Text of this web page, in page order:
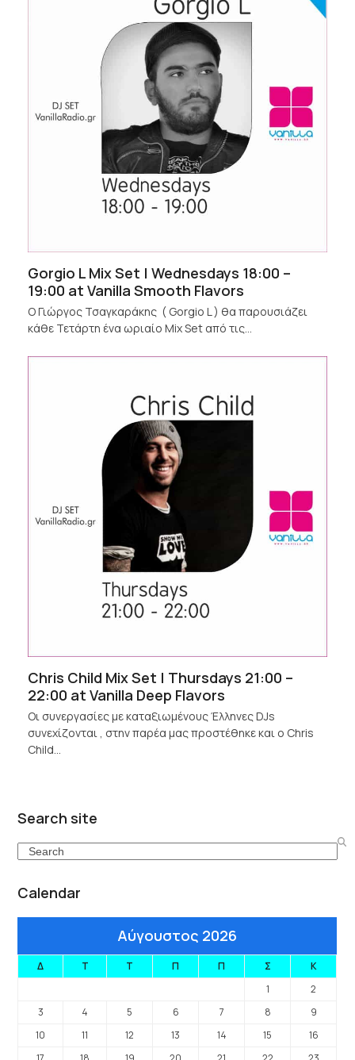
Gorgio L Mix Set | Wednesdays 18:00 –
19:00 at Vanilla Smooth Flavors
Ο Γιώργος Τσαγκαράκης ( Gorgio L ) θα παρουσιάζει
κάθε Τετάρτη ένα ωριαίο Mix Set από τις…
Chris Child Mix Set | Thursdays 21:00 –
22:00 at Vanilla Deep Flavors
Οι συνεργασίες με καταξιωμένους Έλληνες DJs
συνεχίζονται , στην παρέα μας προστέθηκε και ο Chris
Child…
Search site
Search
Calendar
Αύγουστος 2026
Δ Τ Τ Π Π Σ
Κ
1
2
3
4 5 6 7 8
9
10
11 12 13 14 15
16